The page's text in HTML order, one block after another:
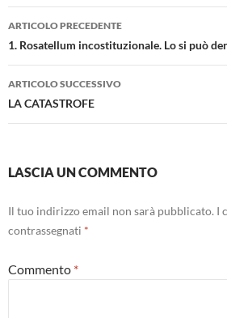
Navigazione
articolo
ARTICOLO PRECEDENTE
1. Rosatellum incostituzionale. Lo si può
ARTICOLO SUCCESSIVO
LA CATASTROFE
LASCIA UN COMMENTO
Il tuo indirizzo email non sarà pubblicato. I
contrassegnati *
Commento *